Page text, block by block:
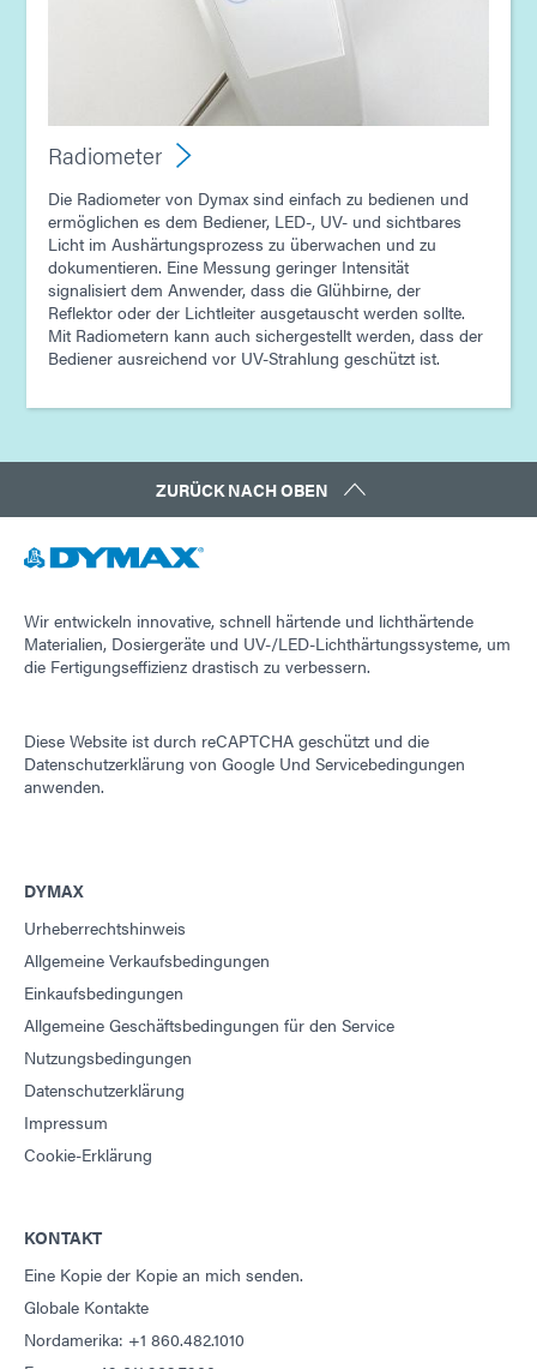
Radiometer
Die Radiometer von Dymax sind einfach zu bedienen und
ermöglichen es dem Bediener, LED-, UV- und sichtbares
Licht im Aushärtungsprozess zu überwachen und zu
dokumentieren. Eine Messung geringer Intensität
signalisiert dem Anwender, dass die Glühbirne, der
Reflektor oder der Lichtleiter ausgetauscht werden sollte.
Mit Radiometern kann auch sichergestellt werden, dass der
Bediener ausreichend vor UV-Strahlung geschützt ist.
ZURÜCK NACH OBEN
Wir entwickeln innovative, schnell härtende und lichthärtende
Materialien, Dosiergeräte und UV-/LED-Lichthärtungssysteme, um
die Fertigungseffizienz drastisch zu verbessern.
Diese Website ist durch reCAPTCHA geschützt und die
Datenschutzerklärung von Google Und Servicebedingungen
anwenden.
DYMAX
Urheberrechtshinweis
Allgemeine Verkaufsbedingungen
Einkaufsbedingungen
Allgemeine Geschäftsbedingungen für den Service
Nutzungsbedingungen
Datenschutzerklärung
Impressum
Cookie-Erklärung
KONTAKT
Eine Kopie der Kopie an mich senden.
Globale Kontakte
Nordamerika: +1 860.482.1010